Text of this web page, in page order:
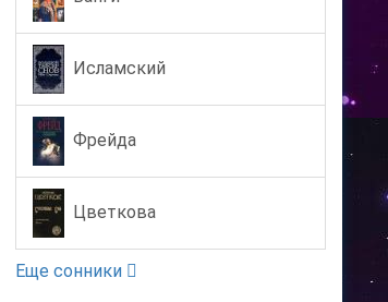
Исламский
Фрейда
Цветкова
Еще сонники